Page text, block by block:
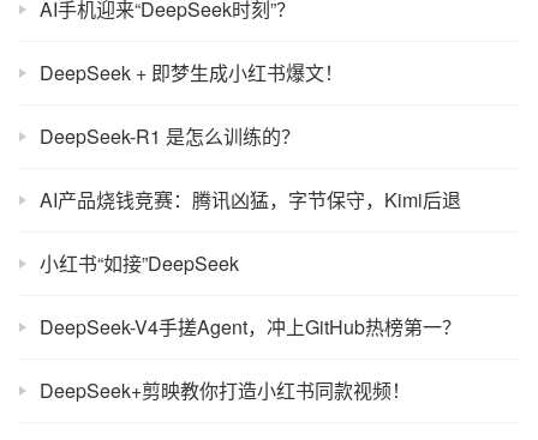
AI手机迎来“DeepSeek时刻”？
DeepSeek + 即梦生成小红书爆文！
DeepSeek-R1 是怎么训练的？
AI产品烧钱竞赛：腾讯凶猛，字节保守，Kimi后退
小红书“如接”DeepSeek
DeepSeek-V4手搓Agent，冲上GitHub热榜第一？
DeepSeek+剪映教你打造小红书同款视频！